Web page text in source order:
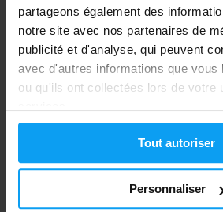
partageons également des
notre site avec nos partenaires de
publicité et d'analyse, qui peuvent
avec d'autres informations que vous
ou qu'ils ont collectées lors de votre
Tout autoriser
Personnaliser
green
6,19